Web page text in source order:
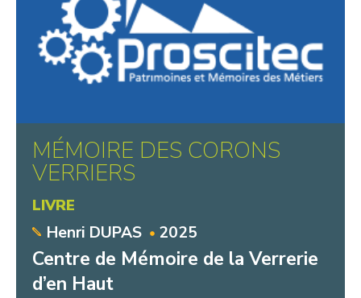
MÉMOIRE DES CORONS
VERRIERS
LIVRE
Henri DUPAS 2025
Centre de Mémoire de la Verrerie
d’en Haut